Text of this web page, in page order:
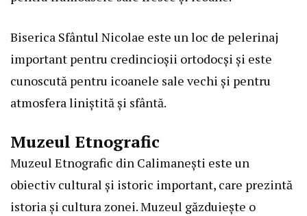
Biserica Sfântul Nicolae este un loc de pelerinaj
important pentru credincioșii ortodocși și este
cunoscută pentru icoanele sale vechi și pentru
atmosfera liniștită și sfântă.
Muzeul Etnografic
Muzeul Etnografic din Calimanești este un
obiectiv cultural și istoric important, care prezintă
istoria și cultura zonei. Muzeul găzduiește o